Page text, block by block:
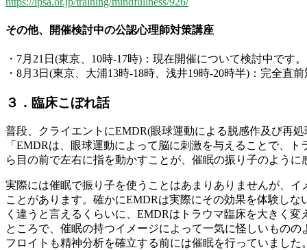
その他、開催検討中の公認心理師対策講座
・7月21日(東京、10時-17時)：現在開催について検討中です。
・8月3日(東京、大浦13時-18時、浅井19時-20時半)：完全
３．臨床こぼれ話
普段、クライエントにEMDR(眼球運動による脱感作及び再
「EMDRは、眼球運動によって脳に刺激を与えることで、
ら目の前で左右に指を動かすことが、催眠の振り子のように
実際には催眠で振り子を使うことはあまりありませんが、
ことがあります。確かにEMDRは実際にその効果を体験し
く違うと言えるくらいに、EMDRはトラウマ臨床を大きく変
ところで、催眠の持つイメージによって一気に怪しいもの
フロイトも精神分析を確立する前には催眠を行っていまし